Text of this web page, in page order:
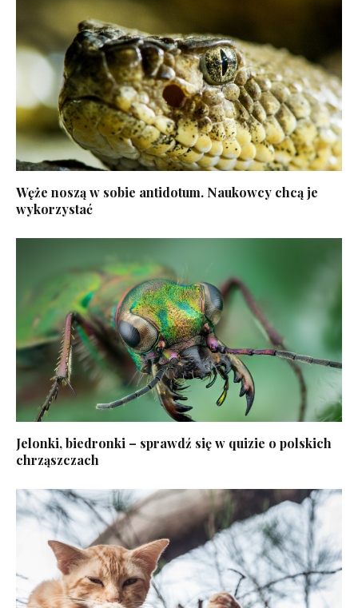
Węże noszą w sobie antidotum. Naukowcy chcą je
wykorzystać
Jelonki, biedronki – sprawdź się w quizie o polskich
chrząszczach